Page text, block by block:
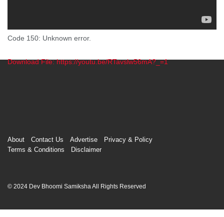
Code 150: Unknown error.
Download File: https://youtu.be/RTavslw56mA?_=1
About Contact Us Advertise
Privacy & Policy
Terms & Conditions
Disclaimer
© 2024 Dev Bhoomi Samiksha All Rights Reserved